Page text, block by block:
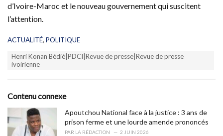
d’Ivoire-Maroc et le nouveau gouvernement qui suscitent
l’attention.
C
r
s
:
ACTUALITÉ, POLITIQUE
Henri Konan Bédié|PDCI|Revue de presse|Revue de presse
ivoirienne
Contenu connexe
Apoutchou National face à la justice : 3 ans de
prison ferme et une lourde amende prononcés
PAR LA RÉDACTION 2 JUIN 2026